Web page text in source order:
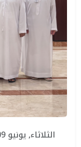
الثلاثاء, يونيو 09, 2026